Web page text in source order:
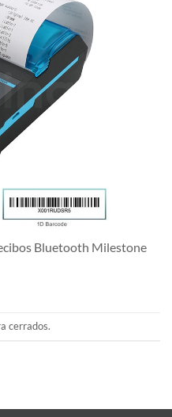
Bluetooth Milestone
cerrados.